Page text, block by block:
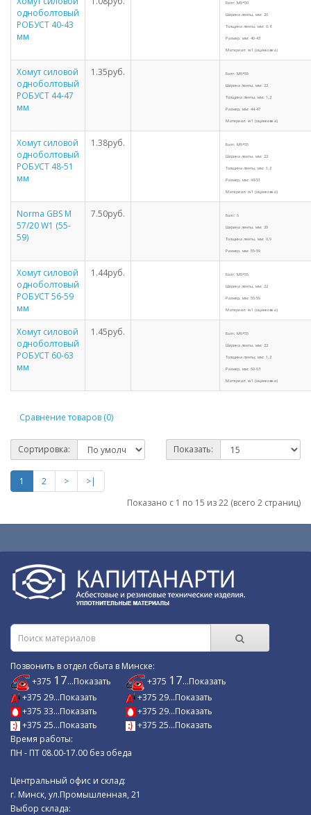
одноболтовый
РОБУСТ 40-43
мм
Болт: M6*50
Ширина ленты, мм: 20
Толщина ленты, мм: 0,8
Размер, мм: 40-43
Материал: w1 (оцинковка)
Хомут силовой
одноболтовый
РОБУСТ 44-47
мм
1.35руб. Болт: M6*55
Ширина ленты, мм: 22
Толщина ленты, мм: 1,2
Размер, мм: 44-47
Материал: w1 (оцинковка)
Хомут силовой
одноболтовый
РОБУСТ 48-51
мм
1.38руб. Болт: M6*55
Ширина ленты, мм: 22
Толщина ленты, мм: 1,2
Размер, мм: 48-51
Материал: w1 (оцинковка)
Norma GBS M
57/20 W1 (55-
59)
7.50руб. Болт: 6
Ширина ленты, мм: 20
Толщина ленты, мм: 0,9
Размер, мм: 55-59
Хомут силовой
одноболтовый
РОБУСТ 56-59
мм
1.44руб. Болт: M6*55
Ширина ленты, мм: 22
Размер, мм: 56-59
Материал: w1 (оцинковка)
Хомут силовой
одноболтовый
РОБУСТ 60-63
мм
1.45руб. Болт: M6*55
Ширина ленты, мм: 22
Толщина ленты, мм: 1,2
Размер, мм: 60-63
Материал: w1 (оцинковка)
Сравнение товаров (0)
Сортировка: Показать:
1 2 >
>|
Показано с 1 по 15 из 22 (всего 2 страниц)
Позвонить в отдел сбыта в Минске:
+375 17...Показать
+375 29...Показать
+375 33...Показать
+375 25...Показать
+375 17...Показать
+375 29...Показать
+375 29...Показать
+375 25...Показать
Время работы:
ПН - ПТ 08.00-17.00 без обеда
Центральный офис и склад:
г. Минск, ул.Промышленная, 21
Выбор склада: